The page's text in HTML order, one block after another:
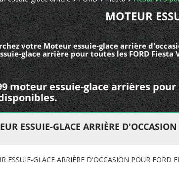
MOTEUR
votre Moteur essuie-glace arrière
glace arrière pour toutes les FORD
moteur essuie-glace arrières pour
ESSUIE-GLACE ARRIÈRE
ESSUIE-GLACE ARRIÈRE D'OCCASION POUR FORD